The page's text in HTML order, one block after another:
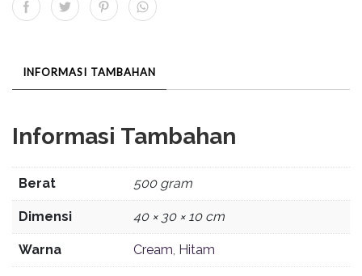
INFORMASI TAMBAHAN
Informasi Tambahan
Berat 500 gram
Dimensi 40 × 30 × 10 cm
Warna Cream, Hitam